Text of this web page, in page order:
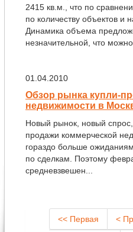
2415 кв.м., что по
по количеству объектов
Динамика объема
незначительной, что
01.04.2010
Обзор рынка купли-
недвижимости в
Новый рынок, новый
продажи коммерческой
гораздо больше
по сделкам. Поэтому
средневзвешен...
<< Первая <